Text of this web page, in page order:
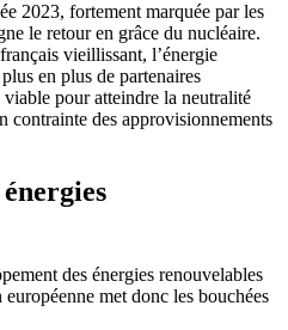
2023, fortement marquée par les
le retour en grâce du nucléaire.
vieillissant, l’énergie
en plus de partenaires
pour atteindre la neutralité
contrainte des approvisionnements
des énergies renouvelables
met donc les bouchées